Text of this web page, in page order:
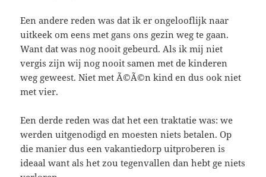
Een andere reden was dat ik er ongelooflijk naar
uitkeek om eens met gans ons gezin weg te gaan.
Want dat was nog nooit gebeurd. Als ik mij niet
vergis zijn wij nog nooit samen met de kinderen
weg geweest. Niet met Ã©Ã©n kind en dus ook niet
met vier.
Een derde reden was dat het een traktatie was: we
werden uitgenodigd en moesten niets betalen. Op
die manier dus een vakantiedorp uitproberen is
ideaal want als het zou tegenvallen dan hebt ge niets